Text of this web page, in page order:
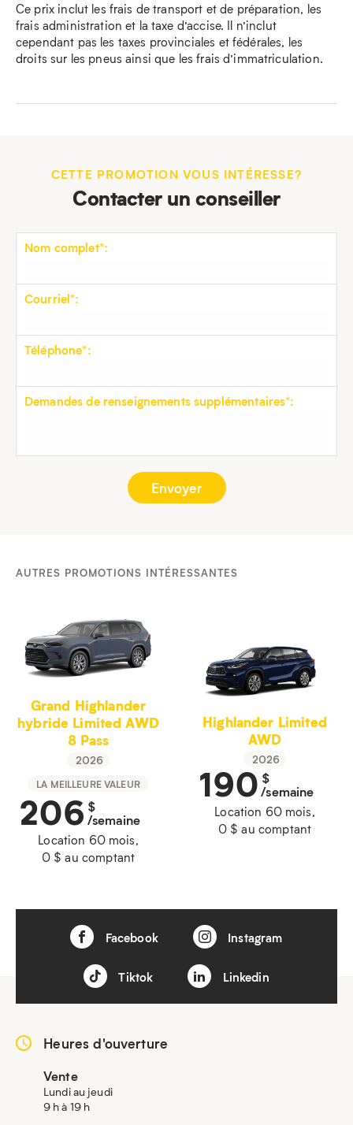
Ce prix inclut les frais de transport et de préparation, les
frais administration et la taxe d’accise. Il n’inclut
cependant pas les taxes provinciales et fédérales, les
droits sur les pneus ainsi que les frais d’immatriculation.
CETTE PROMOTION VOUS INTÉRESSE?
Contacter un conseiller
Nom complet*:
Courriel*:
Téléphone*:
Demandes de renseignements supplémentaires*:
AUTRES PROMOTIONS INTÉRESSANTES
Grand Highlander
hybride Limited AWD
8 Pass
2026
LA MEILLEURE VALEUR
206 $
/semaine
Location 60 mois,
0 $ au comptant
Highlander Limited
AWD
2026
190 $
/semaine
Location 60 mois,
0 $ au comptant
Facebook Instagram
Tiktok Linkedin
Heures d'ouverture
Vente
Lundi au jeudi
9 h à 19 h